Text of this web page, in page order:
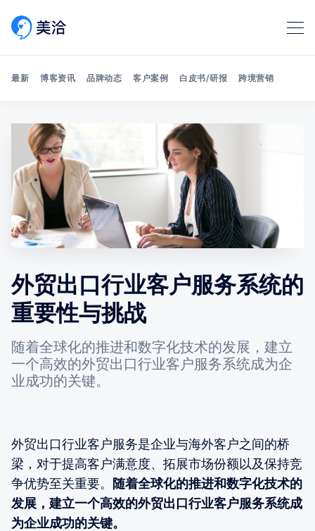
Search 美洽博客
最新 博客资讯 品牌动态 客户案例 白皮书/研报 跨境营销
外贸出口行业客户服务系统的
重要性与挑战
随着全球化的推进和数字化技术的发展，建立
一个高效的外贸出口行业客户服务系统成为企
业成功的关键。
外贸出口行业客户服务是企业与海外客户之间的桥
梁，对于提高客户满意度、拓展市场份额以及保持竞
争优势至关重要。 随着全球化的推进和数字化技术的
发展，建立一个高效的外贸出口行业客户服务系统成
为企业成功的关键。